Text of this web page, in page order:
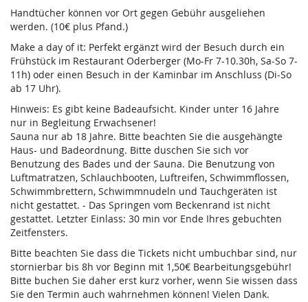
Handtücher können vor Ort gegen Gebühr ausgeliehen
werden. (10€ plus Pfand.)
Make a day of it: Perfekt ergänzt wird der Besuch durch ein
Frühstück im Restaurant Oderberger (Mo-Fr 7-10.30h, Sa-So 7-
11h) oder einen Besuch in der Kaminbar im Anschluss (Di-So
ab 17 Uhr).
Hinweis: Es gibt keine Badeaufsicht. Kinder unter 16 Jahre
nur in Begleitung Erwachsener!
Sauna nur ab 18 Jahre. Bitte beachten Sie die ausgehängte
Haus- und Badeordnung. Bitte duschen Sie sich vor
Benutzung des Bades und der Sauna. Die Benutzung von
Luftmatratzen, Schlauchbooten, Luftreifen, Schwimmflossen,
Schwimmbrettern, Schwimmnudeln und Tauchgeräten ist
nicht gestattet. - Das Springen vom Beckenrand ist nicht
gestattet. Letzter Einlass: 30 min vor Ende Ihres gebuchten
Zeitfensters.
Bitte beachten Sie dass die Tickets nicht umbuchbar sind, nur
stornierbar bis 8h vor Beginn mit 1,50€ Bearbeitungsgebühr!
Bitte buchen Sie daher erst kurz vorher, wenn Sie wissen dass
Sie den Termin auch wahrnehmen können! Vielen Dank.